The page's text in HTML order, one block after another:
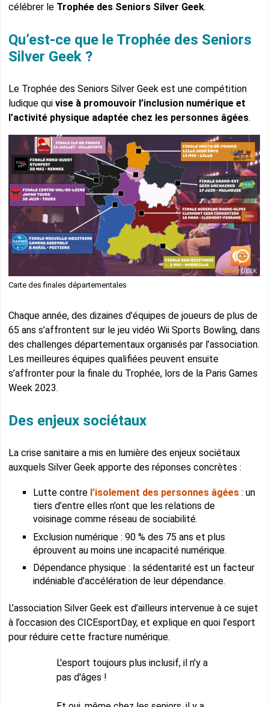
célébrer le Trophée des Seniors Silver Geek.
Qu’est-ce que le Trophée des Seniors
Silver Geek ?
Le Trophée des Seniors Silver Geek est une compétition
ludique quivise à promouvoir l’inclusion numérique et
l’activité physique adaptée chez les personnes âgées.
Carte des finales départementales
Chaque année, des dizaines d’équipes de joueurs de plus de
65 ans s’affrontent sur le jeu vidéo Wii Sports Bowling, dans
des challenges départementaux organisés par l’association.
Les meilleures équipes qualifiées peuvent ensuite
s’affronter pour la finale du Trophée, lors de la Paris Games
Week 2023.
Des enjeux sociétaux
La crise sanitaire a mis en lumière des enjeux sociétaux
auxquels Silver Geek apporte des réponses concrètes :
Lutte contre l’isolement des personnes âgées: un
tiers d’entre elles n’ont que les relations de
voisinage comme réseau de sociabilité.
Exclusion numérique : 90 % des 75 ans et plus
éprouvent au moins une incapacité numérique.
Dépendance physique : la sédentarité est un facteur
indéniable d’accélération de leur dépendance.
L’association Silver Geek est d’ailleurs intervenue à ce sujet
à l’occasion des CICEsportDay, et explique en quoi l’esport
pour réduire cette fracture numérique.
L'esport toujours plus inclusif, il n'y a
pas d'âges !